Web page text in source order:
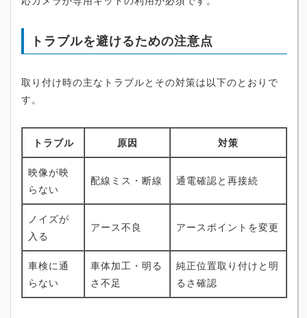
トラブルを避けるための注意点
取り付け時の主なトラブルとその対策は以下のとおりで
す。
トラブル 原因 対策
映像が映
らない
配線ミス・断線 通電確認と再接続
ノイズが
入る
アース不良 アースポイントを変更
車検に通
らない
車体加工・明る
さ不足
純正位置取り付けと明
るさ確認